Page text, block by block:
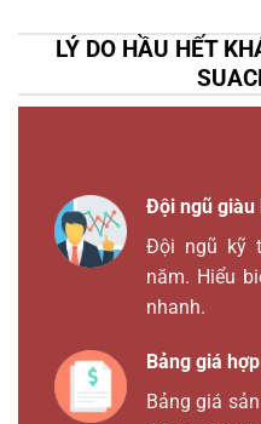
LÝ DO HẦU HẾT
Đội ngũ giàu
Đội ngũ kỹ
năm. Hiểu
nhanh.
Bảng giá
Bảng giá